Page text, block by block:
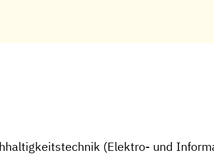
(Elektro- und